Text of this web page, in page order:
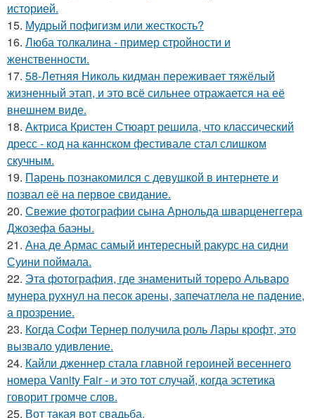
историей.
15. Мудрый пофигизм или жесткость?
16. Люба толкалина - пример стройности и
женственности.
17. 58-Летняя Николь кидман переживает тяжёлый
жизненный этап, и это всё сильнее отражается на её
внешнем виде.
18. Актриса Кристен Стюарт решила, что классический
дресс - код на каннском фестивале стал слишком
скучным.
19. Парень познакомился с девушкой в интернете и
позвал её на первое свидание.
20. Свежие фотографии сына Арнольда шварценеггера
Джозефа баэны.
21. Ана де Армас самый интересный ракурс на сидни
Суини поймала.
22. Эта фотография, где знаменитый тореро Альваро
мунера рухнул на песок арены, запечатлела не падение,
а прозрение.
23. Когда Софи Тернер получила роль Лары крофт, это
вызвало удивление.
24. Кайли дженнер стала главной героиней весеннего
номера Vanity Fair - и это тот случай, когда эстетика
говорит громче слов.
25. Вот такая вот свадьба.